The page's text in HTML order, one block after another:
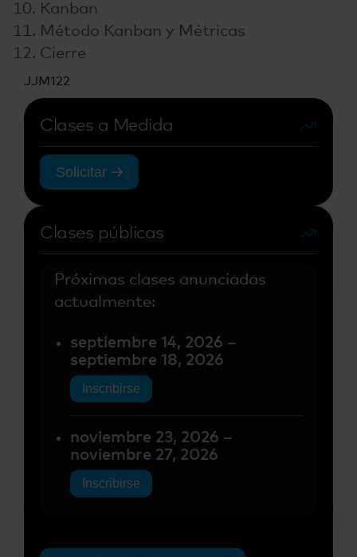
Kanban
Método Kanban y Métricas
Cierre
JJM122
Clases a Medida
Solicitar
Clases públicas
Próximas clases anunciadas
actualmente:
septiembre 14, 2026 –
septiembre 18, 2026
Inscribirse
noviembre 23, 2026 –
noviembre 27, 2026
Inscribirse